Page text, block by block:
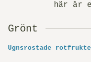
här är
Grönt
Ugnsrostade